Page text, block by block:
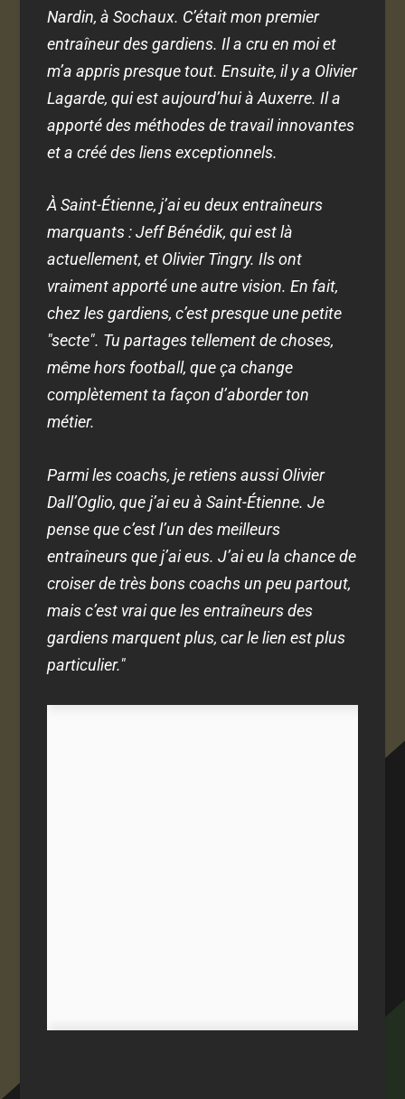
Nardin, à Sochaux. C’était mon premier
entraîneur des gardiens. Il a cru en moi et
m’a appris presque tout. Ensuite, il y a Olivier
Lagarde, qui est aujourd’hui à Auxerre. Il a
apporté des méthodes de travail innovantes
et a créé des liens exceptionnels.
À Saint-Étienne, j’ai eu deux entraîneurs
marquants : Jeff Bénédik, qui est là
actuellement, et Olivier Tingry. Ils ont
vraiment apporté une autre vision. En fait,
chez les gardiens, c’est presque une petite
"secte". Tu partages tellement de choses,
même hors football, que ça change
complètement ta façon d’aborder ton
métier.
Parmi les coachs, je retiens aussi Olivier
Dall’Oglio, que j’ai eu à Saint-Étienne. Je
pense que c’est l’un des meilleurs
entraîneurs que j’ai eus. J’ai eu la chance de
croiser de très bons coachs un peu partout,
mais c’est vrai que les entraîneurs des
gardiens marquent plus, car le lien est plus
particulier."